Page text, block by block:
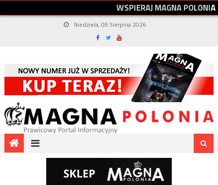
WSPIERAJMAGNAPOLONIA
Niedziela, 09 Sierpnia 2026